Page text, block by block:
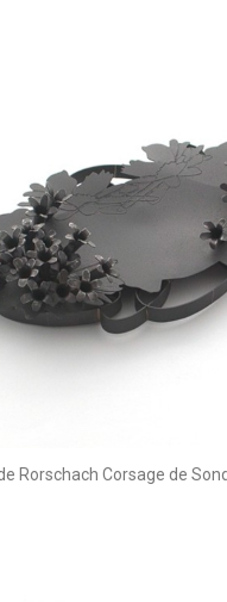
Rorschach Corsage de